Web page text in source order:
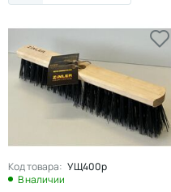
Код товара: УЩ400р
В наличии